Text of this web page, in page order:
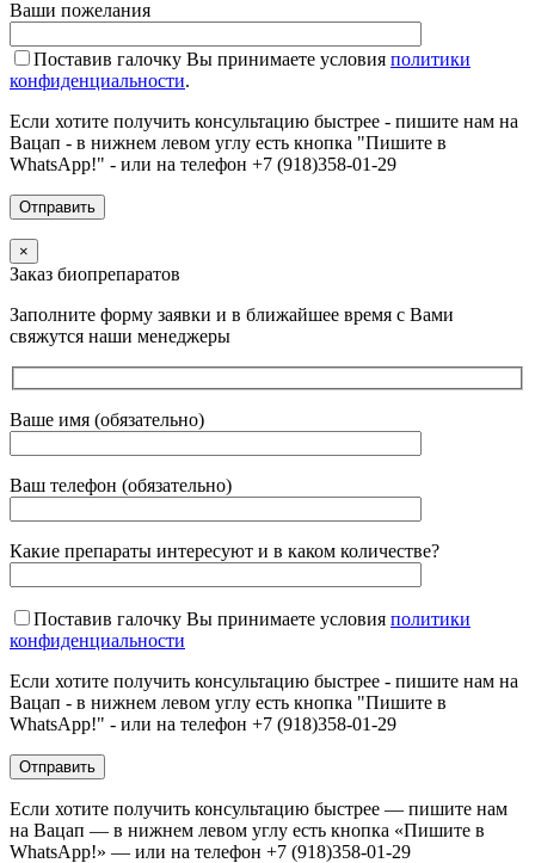
Ваши пожелания
Поставив галочку Вы принимаете условия политики
конфиденциальности.
Если хотите получить консультацию быстрее - пишите нам на
Вацап - в нижнем левом углу есть кнопка "Пишите в
WhatsApp!" - или на телефон +7 (918)358-01-29
×
Заказ биопрепаратов
Заполните форму заявки и в ближайшее время с Вами
свяжутся наши менеджеры
Ваше имя (обязательно)
Ваш телефон (обязательно)
Какие препараты интересуют и в каком количестве?
Поставив галочку Вы принимаете условия политики
конфиденциальности
Если хотите получить консультацию быстрее - пишите нам на
Вацап - в нижнем левом углу есть кнопка "Пишите в
WhatsApp!" - или на телефон +7 (918)358-01-29
Если хотите получить консультацию быстрее — пишите нам
на Вацап — в нижнем левом углу есть кнопка «Пишите в
WhatsApp!» — или на телефон +7 (918)358-01-29